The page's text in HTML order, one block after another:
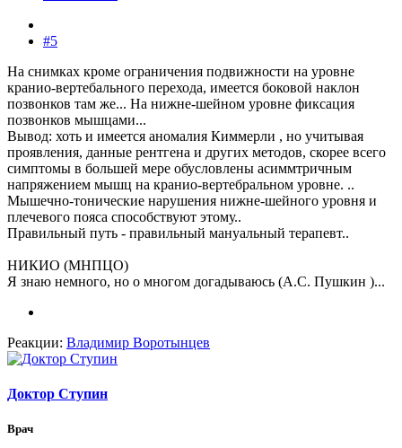
#5
На снимках кроме ограничения подвижности на уровне
кранио-вертебального перехода, имеется боковой наклон
позвонков там же... На нижне-шейном уровне фиксация
позвонков мышцами...
Вывод: хоть и имеется аномалия Киммерли , но учитывая
проявления, данные рентгена и других методов, скорее всего
симптомы в большей мере обусловлены асиммтричным
напряжением мышц на кранио-вертебральном уровне. ..
Мышечно-тонические нарушения нижне-шейного уровня и
плечевого пояса способствуют этому..
Правильный путь - правильный мануальный терапевт..
НИКИО (МНПЦО)
Я знаю немного, но о многом догадываюсь (А.С. Пушкин )...
Реакции: Владимир Воротынцев
Доктор Ступин
Врач